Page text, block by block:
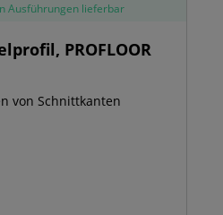
Ausführungen lieferbar
PROFLOOR
von Schnittkanten